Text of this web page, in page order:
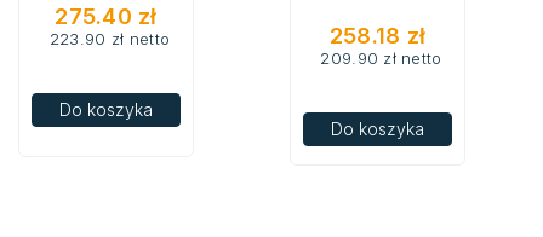
275.40 zł
223.90 zł netto
Do koszyka
258.18 zł
209.90 złnetto
Do koszyka